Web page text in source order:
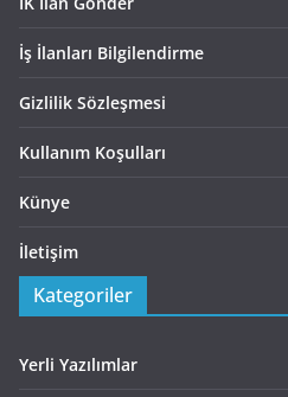
İş İlanları Bilgilendirme
Gizlilik Sözleşmesi
Kullanım Koşulları
Künye
İletişim
Kategoriler
Yerli Yazılımlar